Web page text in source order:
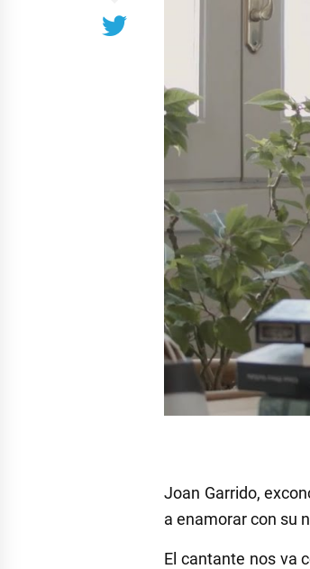
Joan Garrido,
a enamorar con su
El cantante nos va